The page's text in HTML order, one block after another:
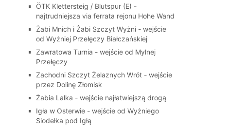
ÖTK Klettersteig / Blutspur (E) -
najtrudniejsza via ferrata rejonu Hohe Wand
Żabi Mnich i Żabi Szczyt Wyżni - wejście
od Wyżniej Przełęczy Białczańskiej
Zawratowa Turnia - wejście od Mylnej
Przełęczy
Zachodni Szczyt Żelaznych Wrót - wejście
przez Dolinę Złomisk
Żabia Lalka - wejście najłatwiejszą drogą
Igła w Osterwie - wejście od Wyżniego
Siodełka pod Igłą